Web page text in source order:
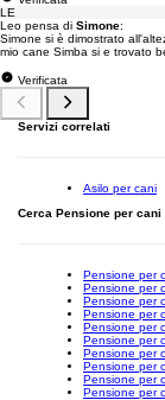
LE
Leo pensa di Simone:
Simone si è dimostrato
mio cane Simba si e trovato
Verificata
Servizi correlati
Asilo per cani
Cerca Pensione per
Pensione per
Pensione per
Pensione per
Pensione per
Pensione per
Pensione per
Pensione per
Pensione per
Pensione per
Pensione per